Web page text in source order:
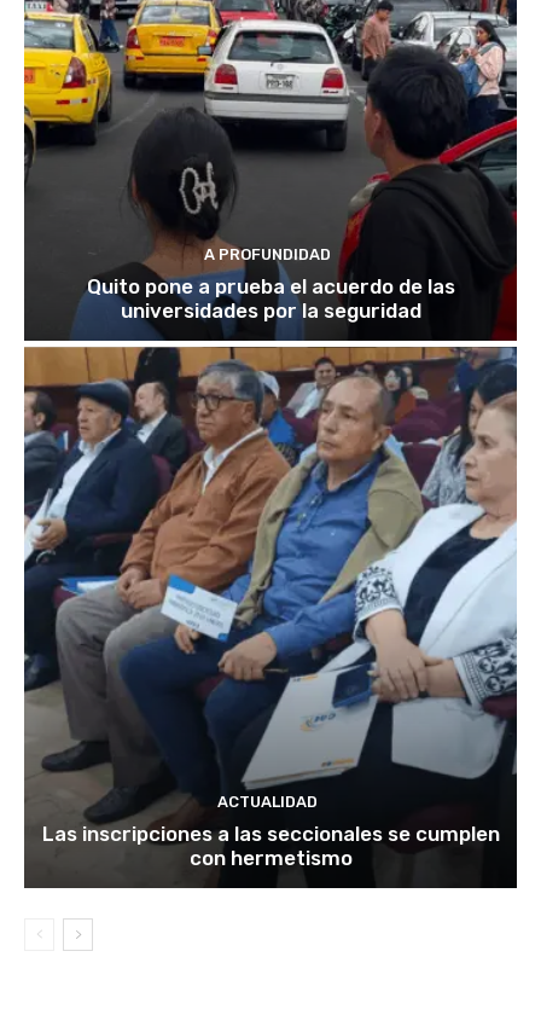
A PROFUNDIDAD
Quito pone a prueba el acuerdo de las
universidades por la seguridad
ACTUALIDAD
Las inscripciones a las seccionales se cumplen
con hermetismo